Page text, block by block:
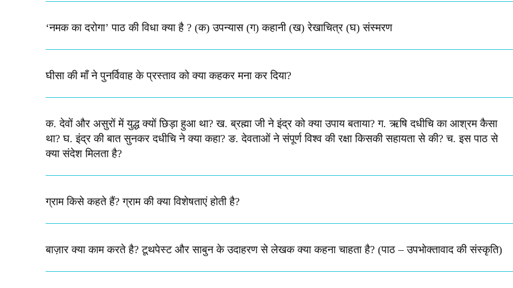
‘नमक का दरोगा’ पाठ की विधा क्या है ? (क) उपन्यास (ग) कहानी (ख) रेखाचित्र (घ) संस्मरण​
घीसा की माँ ने पुनर्विवाह के प्रस्ताव को क्या कहकर मना कर दिया?
क. देवों और असुरों में युद्ध क्यों छिड़ा हुआ था? ख. ब्रह्मा जी ने इंद्र को क्या उपाय बताया? ग. ऋषि दधीचि का आश्रम कैसा
था? घ. इंद्र की बात सुनकर दधीचि ने क्या कहा? ङ. देवताओं ने संपूर्ण विश्व की रक्षा किसकी सहायता से की? च. इस पाठ से
क्या संदेश मिलता है?​
ग्राम किसे कहते हैं? ग्राम की क्या विशेषताएं होती है?​
बाज़ार क्या काम करते है? टूथपेस्ट और साबुन के उदाहरण से लेखक क्या कहना चाहता है? (पाठ – उपभोक्तावाद की संस्कृति)